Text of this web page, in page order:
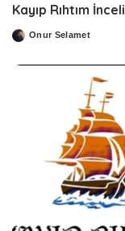
Kayıp Rıhtım
PostedOnur Selamet